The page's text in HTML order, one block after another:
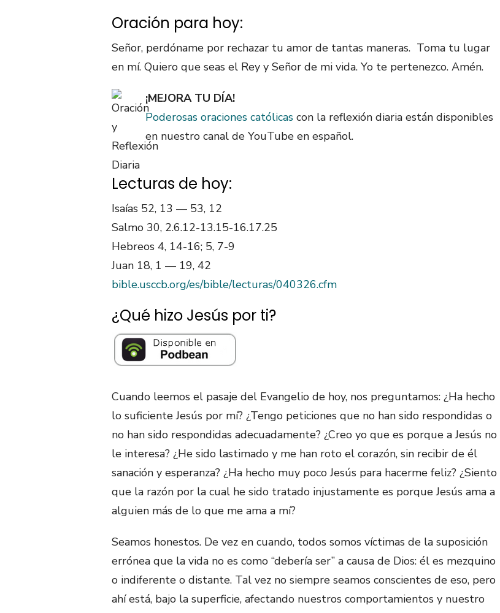
Oración para hoy:
Señor, perdóname por rechazar tu amor de tantas maneras. Toma tu lugar
en mí. Quiero que seas el Rey y Señor de mi vida. Yo te pertenezco. Amén.
¡MEJORA TU DÍA!
Poderosas oraciones católicas con la reflexión diaria están disponibles
en nuestro canal de YouTube en español.
Lecturas de hoy:
Isaías 52, 13 — 53, 12
Salmo 30, 2.6.12-13.15-16.17.25
Hebreos 4, 14-16; 5, 7-9
Juan 18, 1 — 19, 42
bible.usccb.org/es/bible/lecturas/040326.cfm
¿Qué hizo Jesús por ti?
Cuando leemos el pasaje del Evangelio de hoy, nos preguntamos: ¿Ha hecho
lo suficiente Jesús por mí? ¿Tengo peticiones que no han sido respondidas o
no han sido respondidas adecuadamente? ¿Creo yo que es porque a Jesús no
le interesa? ¿He sido lastimado y me han roto el corazón, sin recibir de él
sanación y esperanza? ¿Ha hecho muy poco Jesús para hacerme feliz? ¿Siento
que la razón por la cual he sido tratado injustamente es porque Jesús ama a
alguien más de lo que me ama a mí?
Seamos honestos. De vez en cuando, todos somos víctimas de la suposición
errónea que la vida no es como “debería ser” a causa de Dios: él es mezquino
o indiferente o distante. Tal vez no siempre seamos conscientes de eso, pero
ahí está, bajo la superficie, afectando nuestros comportamientos y nuestro